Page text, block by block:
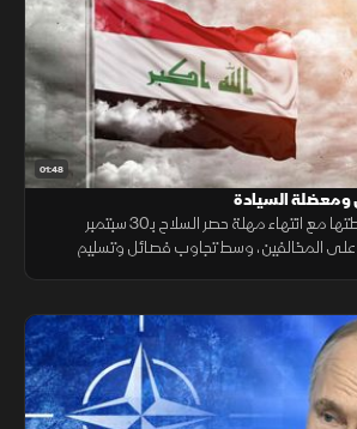
01:48
ومعضلة السيادة
تستعد بغداد لفرض سلطتها مع انتهاء مهلة حصر السلاح بـ30 سبتمبر
على المخالفين، وسط تجاوب فصائل وتسليم